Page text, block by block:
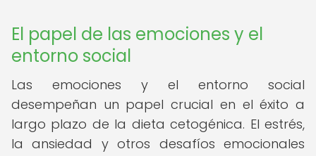
El papel de las emociones y el
entorno social
Las emociones y el entorno social
desempeñan un papel crucial en el éxito a
largo plazo de la dieta cetogénica. El estrés,
la ansiedad y otros desafíos emocionales